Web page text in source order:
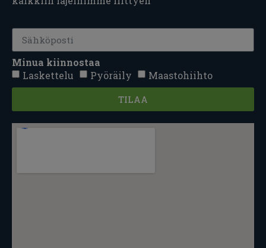
Minua kiinnostaa
Laskettelu
Pyöräily Maastohiihto
TILAA